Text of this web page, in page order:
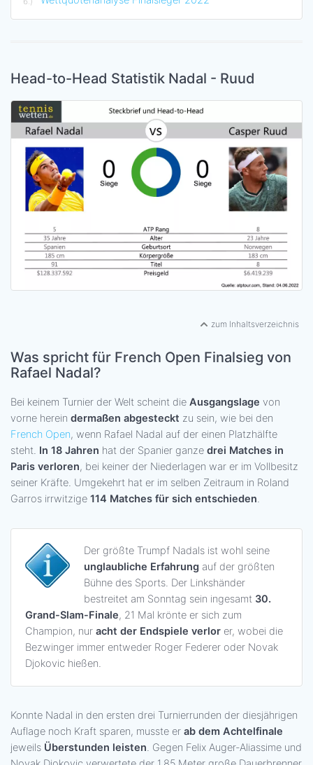
Head-to-Head Statistik Nadal - Ruud
zum Inhaltsverzeichnis
Was spricht für French Open Finalsieg von
Rafael Nadal?
Bei keinem Turnier der Welt scheint die Ausgangslage von
vorne herein dermaßen abgesteckt zu sein, wie bei den
French Open, wenn Rafael Nadal auf der einen Platzhälfte
steht. In 18 Jahren hat der Spanier ganze drei Matches in
Paris verloren, bei keiner der Niederlagen war er im Vollbesitz
seiner Kräfte. Umgekehrt hat er im selben Zeitraum in Roland
Garros irrwitzige 114 Matches für sich entschieden.
Der größte Trumpf Nadals ist wohl seine
unglaubliche Erfahrung auf der größten
Bühne des Sports. Der Linkshänder
bestreitet am Sonntag sein ingesamt 30.
Grand-Slam-Finale, 21 Mal krönte er sich zum
Champion, nur acht der Endspiele verlor er, wobei die
Bezwinger immer entweder Roger Federer oder Novak
Djokovic hießen.
Konnte Nadal in den ersten drei Turnierrunden der diesjährigen
Auflage noch Kraft sparen, musste er ab dem Achtelfinale
jeweils Überstunden leisten. Gegen Felix Auger-Aliassime und